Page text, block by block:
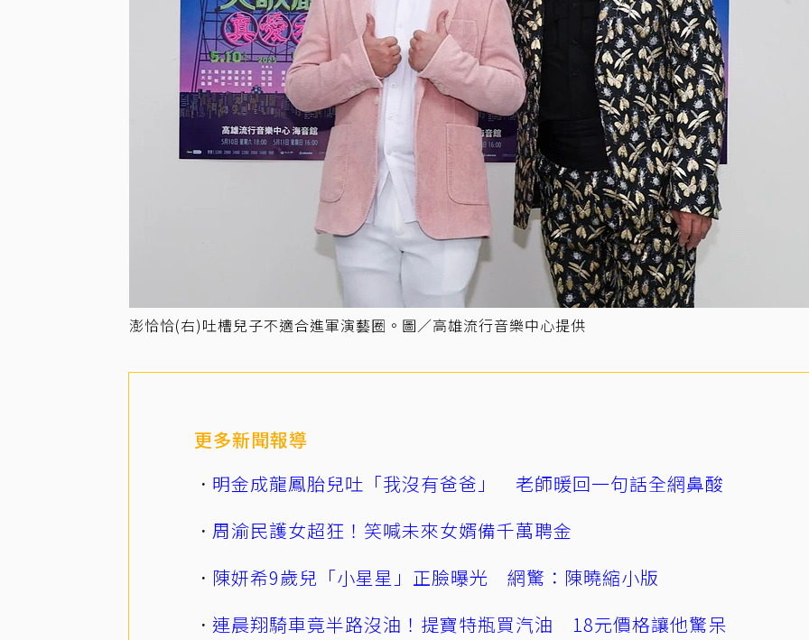
澎恰恰(右)吐槽兒子不適合進軍演藝圈。圖／高雄流行音樂中心提供
更多新聞報導
明金成龍鳳胎兒吐「我沒有爸爸」 老師暖回一句話全網鼻酸
周渝民護女超狂！笑喊未來女婿備千萬聘金
陳妍希9歲兒「小星星」正臉曝光 網驚：陳曉縮小版
連晨翔騎車竟半路沒油！提寶特瓶買汽油 18元價格讓他驚呆